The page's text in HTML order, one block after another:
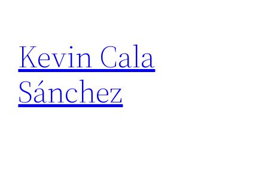
content
Kevin Cala
Sánchez